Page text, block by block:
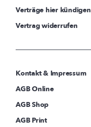
Verträge hier kündigen
Vertrag widerrufen
Kontakt & Impressum
AGB Online
AGB Shop
AGB Print